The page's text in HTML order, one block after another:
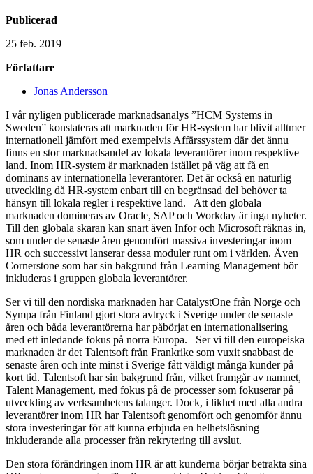
Publicerad
25 feb. 2019
Författare
Jonas Andersson
I vår nyligen publicerade marknadsanalys ”HCM Systems in
Sweden” konstateras att marknaden för HR-system har blivit alltmer
internationell jämfört med exempelvis Affärssystem där det ännu
finns en stor marknadsandel av lokala leverantörer inom respektive
land. Inom HR-system är marknaden istället på väg att få en
dominans av internationella leverantörer. Det är också en naturlig
utveckling då HR-system enbart till en begränsad del behöver ta
hänsyn till lokala regler i respektive land. Att den globala
marknaden domineras av Oracle, SAP och Workday är inga nyheter.
Till den globala skaran kan snart även Infor och Microsoft räknas in,
som under de senaste åren genomfört massiva investeringar inom
HR och successivt lanserar dessa moduler runt om i världen. Även
Cornerstone som har sin bakgrund från Learning Management bör
inkluderas i gruppen globala leverantörer.
Ser vi till den nordiska marknaden har CatalystOne från Norge och
Sympa från Finland gjort stora avtryck i Sverige under de senaste
åren och båda leverantörerna har påbörjat en internationalisering
med ett inledande fokus på norra Europa. Ser vi till den europeiska
marknaden är det Talentsoft från Frankrike som vuxit snabbast de
senaste åren och inte minst i Sverige fått väldigt många kunder på
kort tid. Talentsoft har sin bakgrund från, vilket framgår av namnet,
Talent Management, med fokus på de processer som fokuserar på
utveckling av verksamhetens talanger. Dock, i likhet med alla andra
leverantörer inom HR har Talentsoft genomfört och genomför ännu
stora investeringar för att kunna erbjuda en helhetslösning
inkluderande alla processer från rekrytering till avslut.
Den stora förändringen inom HR är att kunderna börjar betrakta sina